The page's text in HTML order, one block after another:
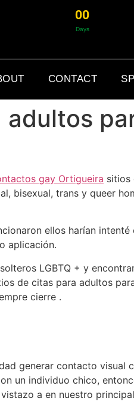
00
Days
CONTACT
gay Ortigueira sitios
bisexual, trans y queer
ellos harían
aplicación.
LGBTQ + y
de citas para adultos
cierre .
generar contacto visual
un individuo chico,
a en nuestro